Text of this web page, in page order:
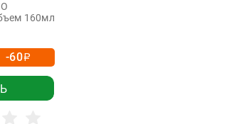
160мл
-60р